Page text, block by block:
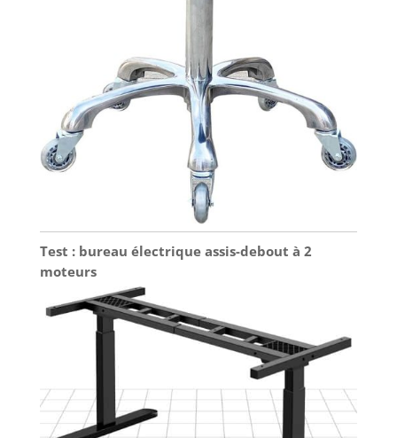
Test : bureau électrique assis-debout à 2
moteurs